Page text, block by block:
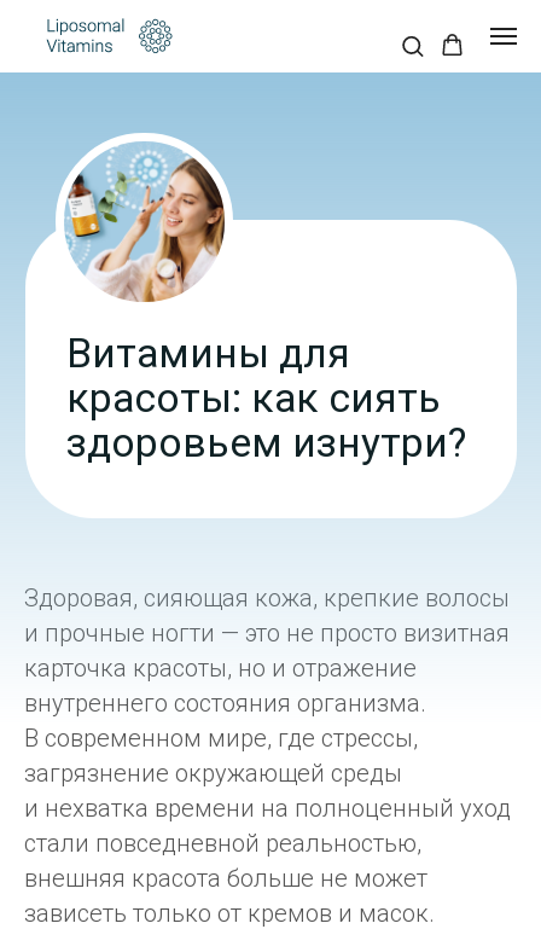
Витамины для
красоты: как сиять
Здоровая, сияющая кожа, крепкие волосы
и прочные ногти — это не просто визитная
карточка красоты, но и отражение
внутреннего состояния организма.
В современном мире, где стрессы,
загрязнение окружающей среды
и нехватка времени на полноценный уход
стали повседневной реальностью,
внешняя красота больше не может
зависеть только от кремов и масок.